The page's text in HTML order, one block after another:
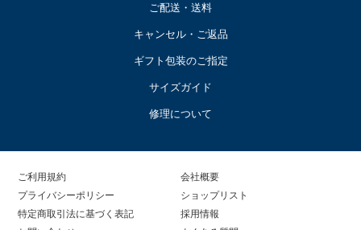
ご配送・送料
キャンセル・ご返品
ギフト包装のご指定
サイズガイド
修理について
ご利用規約
プライバシーポリシー
特定商取引法に基づく表記
会社概要
ショップリスト
採用情報